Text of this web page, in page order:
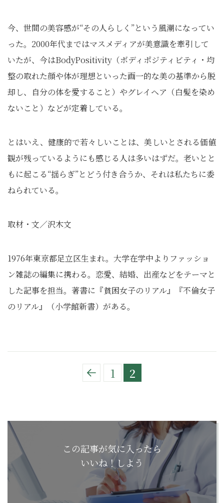
今、世間の美容感が“その人らしく”という風潮になってい
った。2000年代まではマスメディアが美意識を牽引して
いたが、今はBodyPositivity（ボディポジティビティ・均
整の取れた顔や体が理想といった画一的な美の基準から脱
却し、自分の体を愛すること）やグレイヘア（白髪を染め
ないこと）などが定着している。
とはいえ、健康的で若々しいことは、美しいとされる価値
観が残っているようにも感じる人は多いはずだ。老いとと
もに起こる“揺らぎ”とどう付き合うか、それは私たちに委
ねられている。
取材・文／沢木文
1976年東京都足立区生まれ。大学在学中よりファッショ
ン雑誌の編集に携わる。恋愛、結婚、出産などをテーマと
した記事を担当。著書に『貧困女子のリアル』『不倫女子
のリアル』（小学館新書）がある。
1 2
この記事が気に入ったら
いいね！しよう